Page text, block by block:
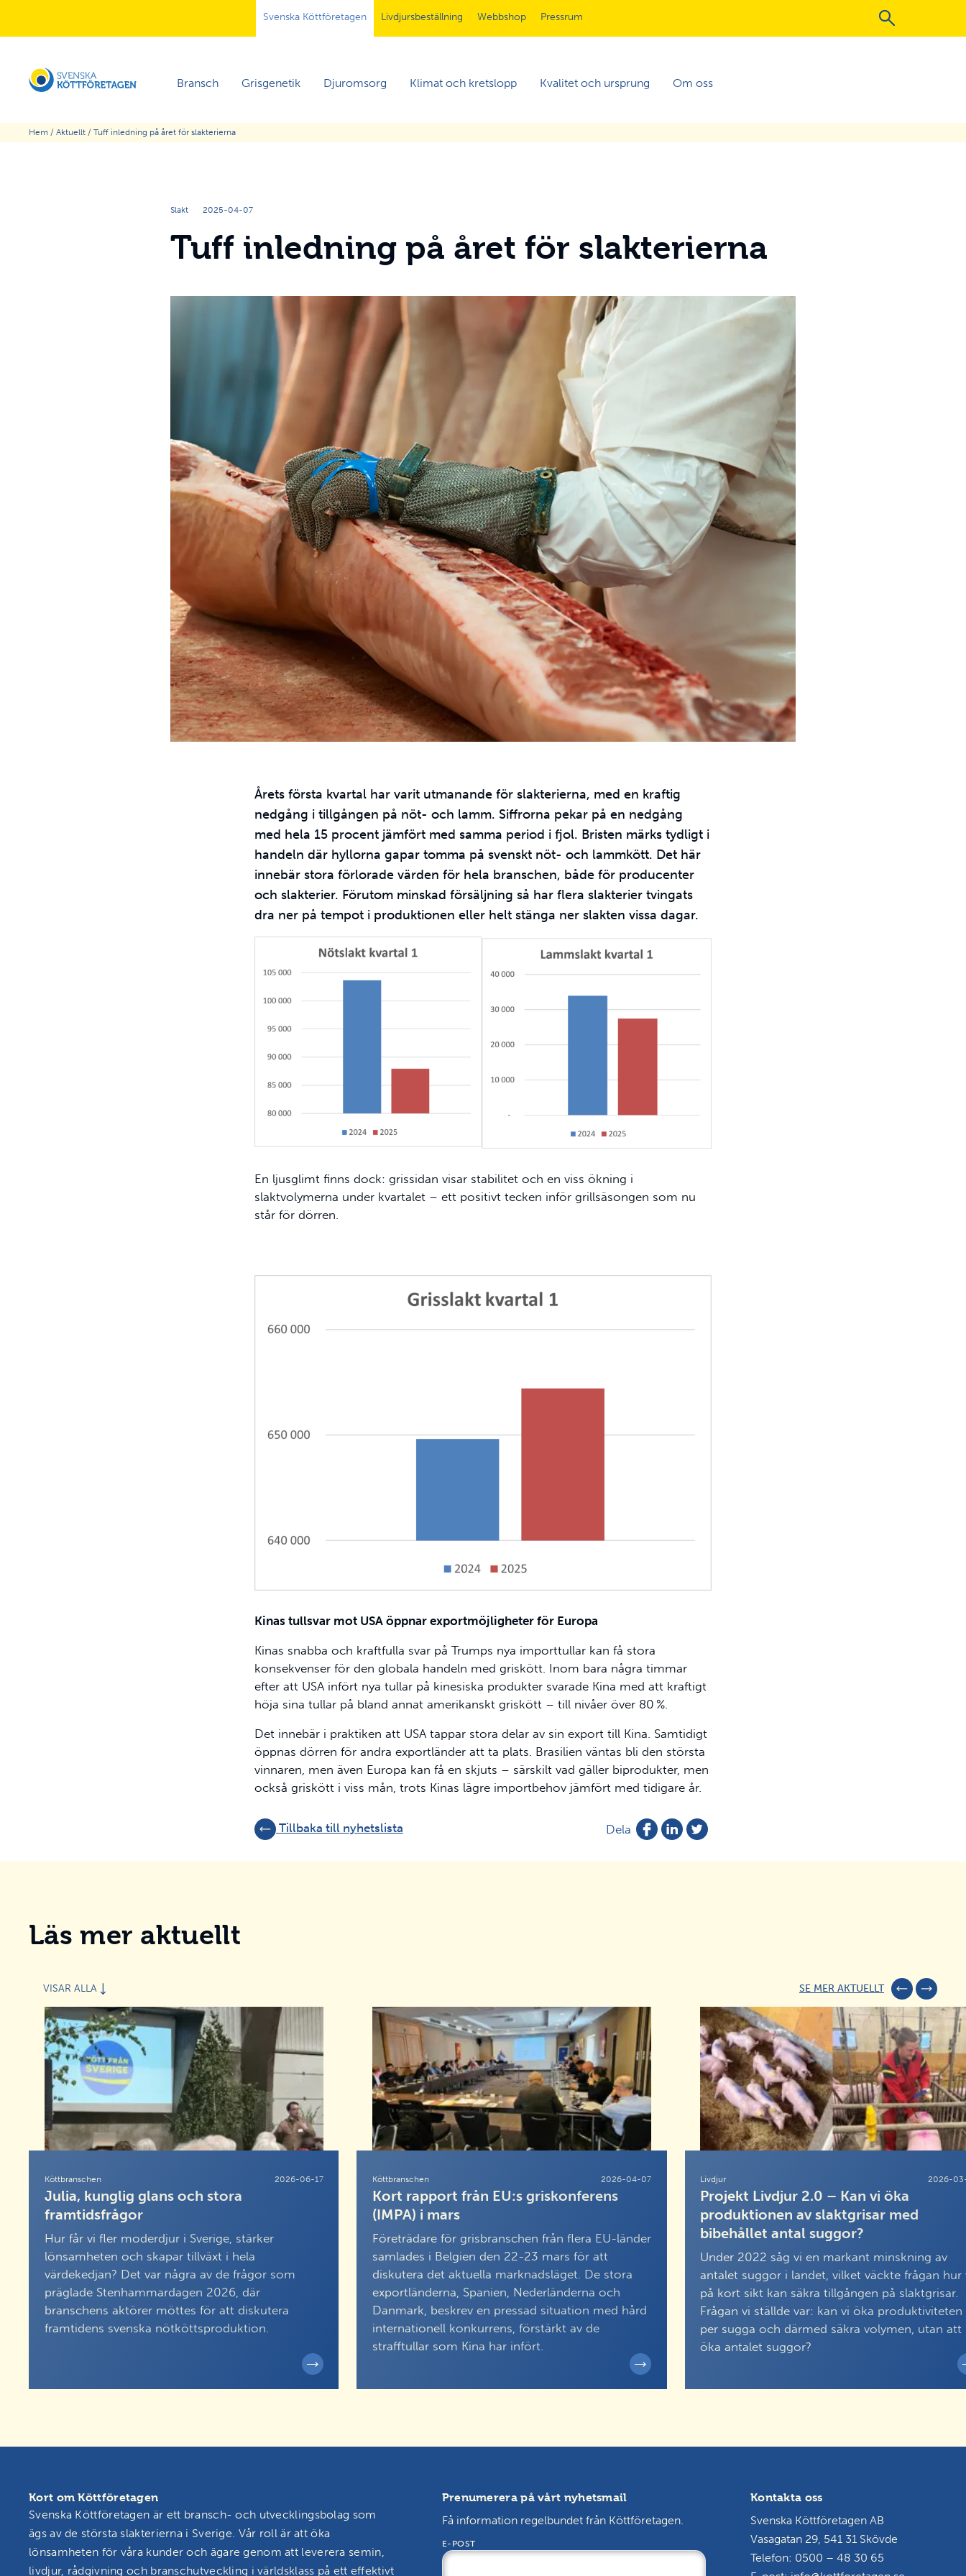
Svenska Köttföretagen Livdjursbeställning Webbshop Pressrum
Bransch Grisgenetik Djuromsorg Klimat och kretslopp Kvalitet och ursprung Om oss
Hem / Aktuellt / Tuff inledning på året för slakterierna
Slakt 2025-04-07
Tuff inledning på året för slakterierna
Årets första kvartal har varit utmanande för slakterierna, med en kraftig
nedgång i tillgången på nöt- och lamm. Siffrorna pekar på en nedgång
med hela 15 procent jämfört med samma period i fjol. Bristen märks tydligt i
handeln där hyllorna gapar tomma på svenskt nöt- och lammkött. Det här
innebär stora förlorade värden för hela branschen, både för producenter
och slakterier. Förutom minskad försäljning så har flera slakterier tvingats
dra ner på tempot i produktionen eller helt stänga ner slakten vissa dagar.
En ljusglimt finns dock: grissidan visar stabilitet och en viss ökning i
slaktvolymerna under kvartalet – ett positivt tecken inför grillsäsongen som nu
står för dörren.
Kinas tullsvar mot USA öppnar exportmöjligheter för Europa
Kinas snabba och kraftfulla svar på Trumps nya importtullar kan få stora
konsekvenser för den globala handeln med griskött. Inom bara några timmar
efter att USA infört nya tullar på kinesiska produkter svarade Kina med att kraftigt
höja sina tullar på bland annat amerikanskt griskött – till nivåer över 80 %.
Det innebär i praktiken att USA tappar stora delar av sin export till Kina. Samtidigt
öppnas dörren för andra exportländer att ta plats. Brasilien väntas bli den största
vinnaren, men även Europa kan få en skjuts – särskilt vad gäller biprodukter, men
också griskött i viss mån, trots Kinas lägre importbehov jämfört med tidigare år.
Tillbaka till nyhetslista Dela
Läs mer aktuellt
VISAR ALLA SE MER AKTUELLT
Köttbranschen 2026-06-17
Julia, kunglig glans och stora
framtidsfrågor
Hur får vi fler moderdjur i Sverige, stärker
lönsamheten och skapar tillväxt i hela
värdekedjan? Det var några av de frågor som
präglade Stenhammardagen 2026, där
branschens aktörer möttes för att diskutera
framtidens svenska nötköttsproduktion.
Köttbranschen 2026-04-07
Kort rapport från EU:s griskonferens
(IMPA) i mars
Företrädare för grisbranschen från flera EU-länder
samlades i Belgien den 22-23 mars för att
diskutera det aktuella marknadsläget. De stora
exportländerna, Spanien, Nederländerna och
Danmark, beskrev en pressad situation med hård
internationell konkurrens, förstärkt av de
strafftullar som Kina har infört.
Livdjur 2026-
Projekt Livdjur 2.0 – Kan vi öka
produktionen av slaktgrisar med
bibehållet antal suggor?
Under 2022 såg vi en markant minskning av
antalet suggor i landet, vilket väckte frågan hur
på kort sikt kan säkra tillgången på slaktgrisar.
Frågan vi ställde var: kan vi öka produktiviteten
per sugga och därmed säkra volymen, utan att
öka antalet suggor?
Prenumerera på vårt nyhetsmail
Få information regelbundet från Köttföretagen.
E-POST
Kort om Köttföretagen
Svenska Köttföretagen är ett bransch- och utvecklingsbolag som
ägs av de största slakterierna i Sverige. Vår roll är att öka
lönsamheten för våra kunder och ägare genom att leverera semin,
livdjur, rådgivning och branschutveckling i världsklass på ett effektivt
Kontakta oss
Svenska Köttföretagen AB
Vasagatan 29, 541 31 Skövde
Telefon: 0500 – 48 30 65